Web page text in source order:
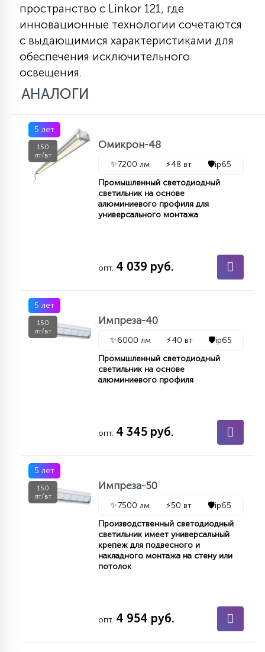
пространство с Linkor 121, где
инновационные технологии сочетаются
с выдающимися характеристиками для
обеспечения исключительного
освещения.
АНАЛОГИ
5 лет
150
лт/вт
Омикрон-48
✨7200 лм ⚡48 вт 🛡️ip65
Промышленный светодиодный
светильник на основе
алюминиевого профиля для
универсального монтажа
опт. 4 039 руб.
5 лет
150
лт/вт
Импреза-40
✨6000 лм ⚡40 вт 🛡️ip65
Промышленный светодиодный
светильник на основе
алюминиевого профиля
опт. 4 345 руб.
5 лет
150
лт/вт
Импреза-50
✨7500 лм ⚡50 вт 🛡️ip65
Производственный светодиодный
светильник имеет универсальный
крепеж для подвесного и
накладного монтажа на стену или
потолок
опт. 4 954 руб.